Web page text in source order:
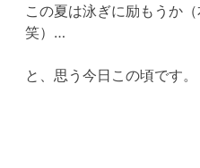
この夏は泳ぎに励もうか
笑）…
と、思う今日この頃です。